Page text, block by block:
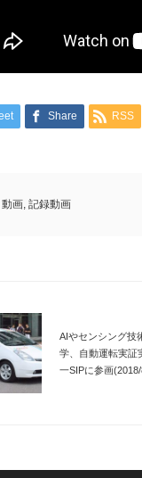
Share RSS
動画, 記録動画
AIやセンシング
学、自動運転実
一SIPに参画